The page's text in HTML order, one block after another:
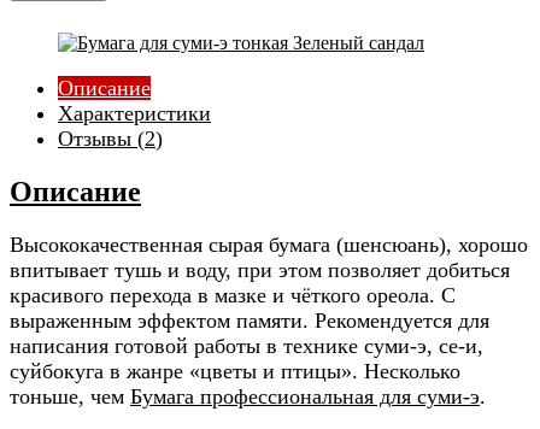
Описание
Характеристики
Отзывы (2)
Описание
Высококачественная сырая бумага (шенсюань), хорошо
впитывает тушь и воду, при этом позволяет добиться
красивого перехода в мазке и чёткого ореола. С
выраженным эффектом памяти. Рекомендуется для
написания готовой работы в технике суми-э, се-и,
суйбокуга в жанре «цветы и птицы». Несколько
тоньше, чем Бумага профессиональная для суми-э.